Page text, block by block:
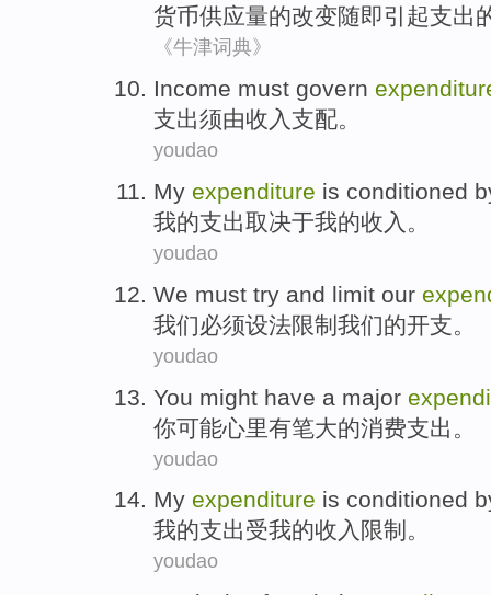
货币供应量的改变随即引起支出
《牛津词典》
Income must govern
支出须由收入 支配。
youdao
My expenditure is conditioned
我的支出取决于我的收入 。
youdao
We must try and limit our
我们必须设法限制 我们的开支。
youdao
You might have a major
你可能心里有笔大的消费支出。
youdao
My expenditure is conditioned
我的支出受我的收入限制。
youdao